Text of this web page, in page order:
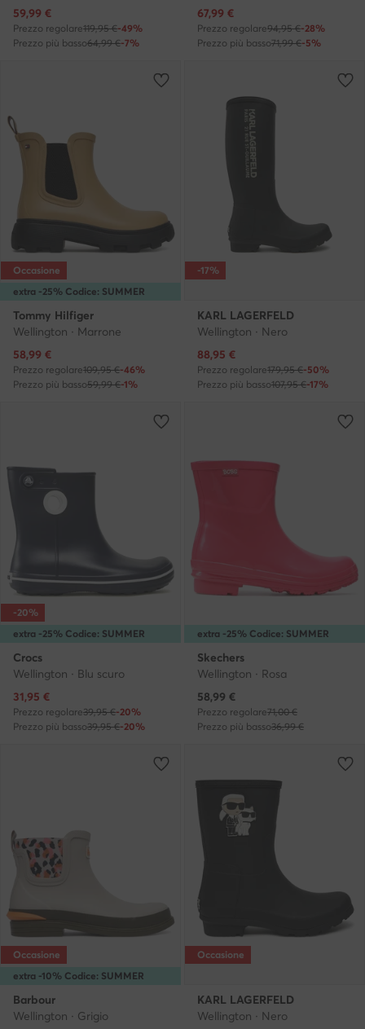
Prezzo attuale
59,99 €
Prezzo regolare119,95 €-49%
Prezzo più basso64,99 €-7%
Prezzo attuale
67,99 €
Prezzo regolare94,95 €-28%
Prezzo più basso71,99 €-5%
extra -25% Codice: SUMMER
Occasione
Tommy Hilfiger
Wellington · Marrone
Prezzo attuale
58,99 €
Prezzo regolare109,95 €-46%
Prezzo più basso59,99 €-1%
-17%
KARL LAGERFELD
Wellington · Nero
Prezzo attuale
88,95 €
Prezzo regolare179,95 €-50%
Prezzo più basso107,95 €-17%
extra -25% Codice: SUMMER
-20%
Crocs
Wellington · Blu scuro
Prezzo attuale
31,95 €
Prezzo regolare39,95 €-20%
Prezzo più basso39,95 €-20%
extra -25% Codice: SUMMER
Skechers
Wellington · Rosa
Prezzo attuale
58,99 €
Prezzo regolare71,00 €
Prezzo più basso36,99 €
extra -10% Codice: SUMMER
Occasione
Barbour
Wellington · Grigio
Occasione
KARL LAGERFELD
Wellington · Nero